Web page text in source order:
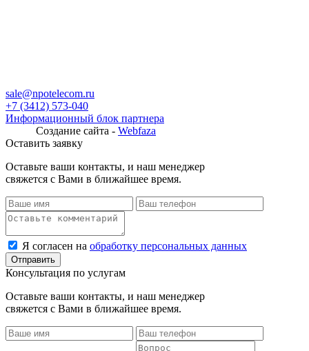
sale@npotelecom.ru
+7 (3412) 573-040
Информационный блок партнера
Создание сайта - Webfaza
Оставить заявку
Оставьте ваши контакты, и наш менеджер
свяжется с Вами в ближайшее время.
Я согласен на обработку персональных данных
Консультация по услугам
Оставьте ваши контакты, и наш менеджер
свяжется с Вами в ближайшее время.